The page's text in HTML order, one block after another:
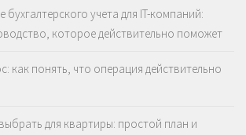
бухгалтерского учета для IT-компаний:
которое действительно поможет
как понять, что операция действительно
для квартиры: простой план и